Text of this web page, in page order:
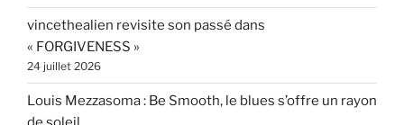
vincethealien revisite son passé dans
« FORGIVENESS »
24 juillet 2026
Louis Mezzasoma : Be Smooth, le blues s’offre un rayon